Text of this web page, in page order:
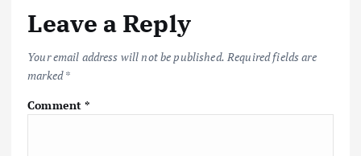
Leave a Reply
Your email address will not be published. Required fields are
marked*
Comment*